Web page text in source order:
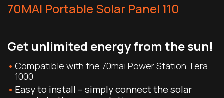
70MAI Portable Solar Panel 110
Get unlimited energy from the sun!
Compatible with the 70mai Power Station Tera
1000
Easy to install – simply connect the solar